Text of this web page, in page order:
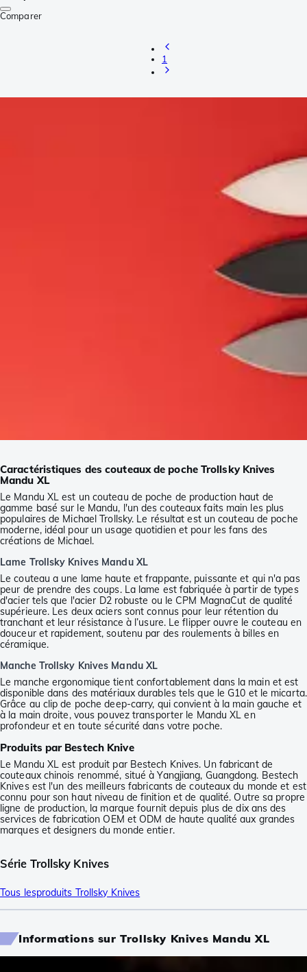
Comparer
1
Caractéristiques des couteaux de poche Trollsky Knives
Mandu XL
Le Mandu XL est un couteau de poche de production haut de
gamme basé sur le Mandu, l'un des couteaux faits main les plus
populaires de Michael Trollsky. Le résultat est un couteau de poche
moderne, idéal pour un usage quotidien et pour les fans des
créations de Michael.
Lame Trollsky Knives Mandu XL
Le couteau a une lame haute et frappante, puissante et qui n'a pas
peur de prendre des coups. La lame est fabriquée à partir de types
d'acier tels que l'acier D2 robuste ou le CPM MagnaCut de qualité
supérieure. Les deux aciers sont connus pour leur rétention du
tranchant et leur résistance à l’usure. Le flipper ouvre le couteau en
douceur et rapidement, soutenu par des roulements à billes en
céramique.
Manche Trollsky Knives Mandu XL
Le manche ergonomique tient confortablement dans la main et est
disponible dans des matériaux durables tels que le G10 et le micarta.
Grâce au clip de poche deep-carry, qui convient à la main gauche et
à la main droite, vous pouvez transporter le Mandu XL en
profondeur et en toute sécurité dans votre poche.
Produits par Bestech Knive
Le Mandu XL est produit par Bestech Knives. Un fabricant de
couteaux chinois renommé, situé à Yangjiang, Guangdong. Bestech
Knives est l'un des meilleurs fabricants de couteaux du monde et est
connu pour son haut niveau de finition et de qualité. Outre sa propre
ligne de production, la marque fournit depuis plus de dix ans des
services de fabrication OEM et ODM de haute qualité aux grandes
marques et designers du monde entier.
Série Trollsky Knives
Tous lesproduits Trollsky Knives
Informations sur Trollsky Knives Mandu XL